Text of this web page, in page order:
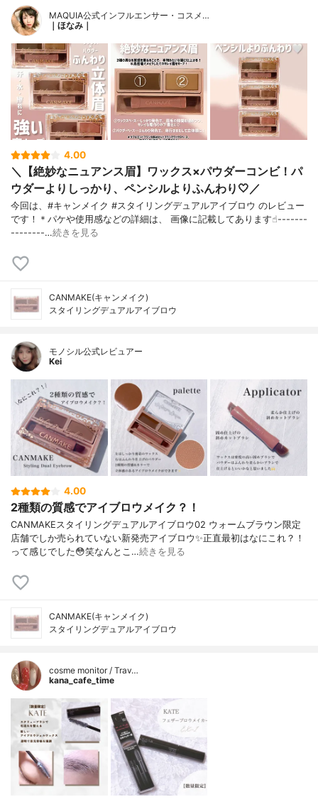
MAQUIA公式インフルエンサー・コスメ…
｜ほなみ｜
4.00
＼【絶妙なニュアンス眉】ワックス×パウダーコンビ！パ
ウダーよりしっかり、ペンシルよりふんわり🤍／
今回は、#キャンメイク #スタイリングデュアルアイブロウ のレビュー
です！＊パケや使用感などの詳細は、 画像に記載してあります☝︎-------
--------…続きを見る
CANMAKE(キャンメイク)
スタイリングデュアルアイブロウ
モノシル公式レビュアー
Kei
4.00
2種類の質感でアイブロウメイク？！
CANMAKEスタイリングデュアルアイブロウ02 ウォームブラウン限定
店舗でしか売られていない新発売アイブロウ✨正直最初はなにこれ？！
って感じでした😳笑なんとこ…続きを見る
CANMAKE(キャンメイク)
スタイリングデュアルアイブロウ
cosme monitor / Trav…
kana_cafe_time